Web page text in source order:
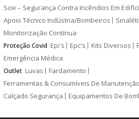
Scie – Segurança Contra Incêndios Em
Apoio Técnico Indústria/Bombeiros
Monitorização Contínua
Proteção Covid Epi's Epc's Kits Diversos
Emergência Médica
Outlet Luvas
Fardamento
Ferramentas & Consumíveis De
Calçado Segurança
Equipamentos De